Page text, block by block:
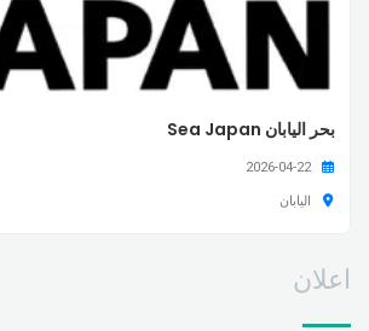
بحر اليابان Sea Japan
2026-04-22
اليابان
اعلان